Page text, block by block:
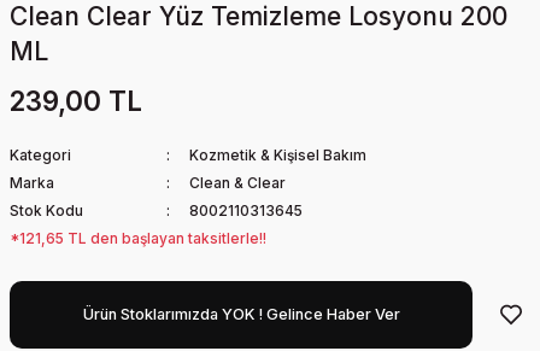
Clean Clear Yüz Temizleme Losyonu 200
ML
239,00 TL
Kategori
Kozmetik & Kişisel Bakım
Marka
Clean & Clear
Stok Kodu
8002110313645
*121,65 TL den başlayan taksitlerle!!
Ürün Stoklarımızda YOK ! Gelince Haber Ver